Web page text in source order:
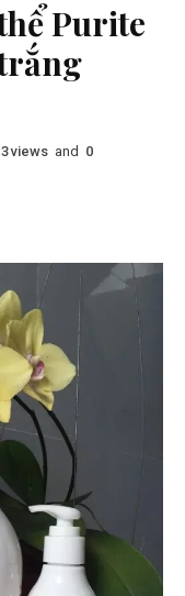
Purite
views and 0